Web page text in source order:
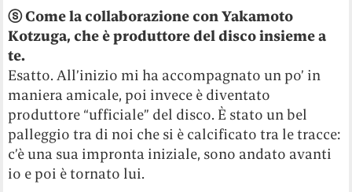
ⓢCome la collaborazione con Yakamoto
Kotzuga, che è produttore del disco insieme a
te.
Esatto. All’inizio mi ha accompagnato un po’ in
maniera amicale, poi invece è diventato
produttore “ufficiale” del disco. È stato un bel
palleggio tra di noi che si è calcificato tra le tracce:
c’è una sua impronta iniziale, sono andato avanti
io e poi è tornato lui.